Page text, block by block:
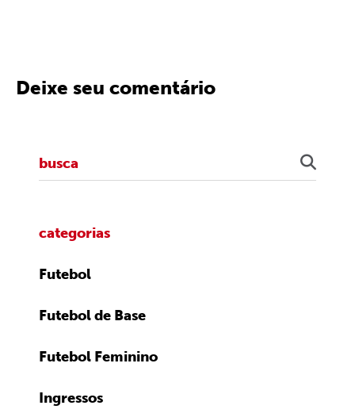
Deixe seu comentário
categorias
Futebol
Futebol de Base
Futebol Feminino
Ingressos